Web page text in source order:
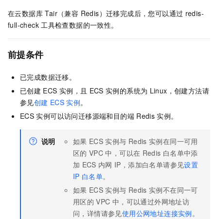
在云数据库 Tair（兼容 Redis）迁移完成后，您可以通过 redis-
full-check 工具检查数据的一致性。
前提条件
已完成数据迁移。
已创建 ECS 实例，且 ECS 实例的系统为 Linux，创建方法请
参见创建 ECS 实例。
ECS 实例可以访问迁移源端和目的端 Redis 实例。
说明 如果 ECS 实例与 Redis 实例在同一可用
区的 VPC 中，可以在 Redis 白名单中添
加 ECS 内网 IP，添加白名单请参见设置
IP 白名单。
如果 ECS 实例与 Redis 实例不在同一可
用区的 VPC 中，可以通过外网地址访
问，详情请参见使用公网地址连接实例。